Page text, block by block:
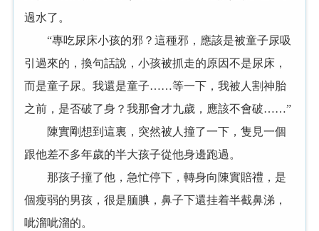
過水了。
“專吃尿床小孩的邪？這種邪，應該是被童子尿吸
引過來的，換句話說，小孩被抓走的原因不是尿床，
而是童子尿。我還是童子……等一下，我被人割神胎
之前，是否破了身？我那會才九歲，應該不會破……”
陳實剛想到這裏，突然被人撞了一下，隻見一個
跟他差不多年歲的半大孩子從他身邊跑過。
那孩子撞了他，急忙停下，轉身向陳實賠禮，是
個瘦弱的男孩，很是腼腆，鼻子下還挂着半截鼻涕，
呲溜呲溜的。